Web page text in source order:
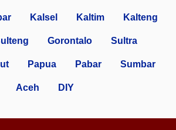
Kalsel Kaltim Kalteng
Gorontalo Sultra
Papua Pabar Sumbar
Aceh DIY